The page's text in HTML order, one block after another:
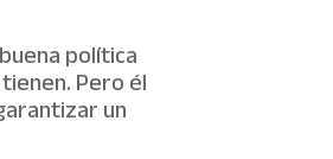
política
Pero él
un